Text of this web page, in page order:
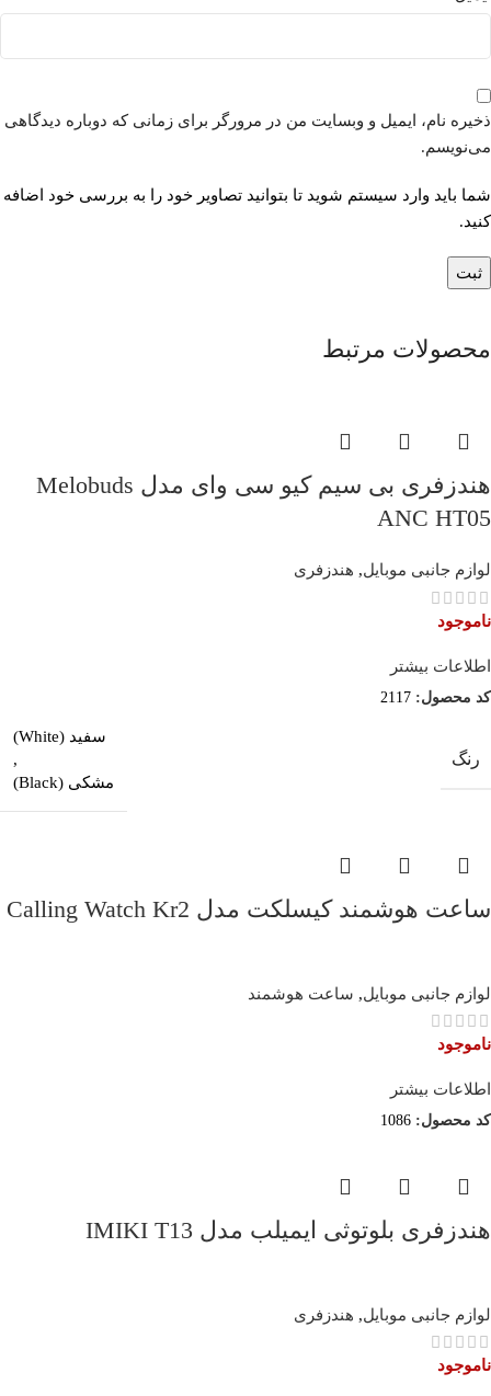
ذخیره نام، ایمیل و وبسایت من در مرورگر برای زمانی که دوباره دیدگاهی
می‌نویسم.
شما باید وارد سیستم شوید تا بتوانید تصاویر خود را به بررسی خود اضافه
کنید.
محصولات مرتبط
هندزفری بی سیم کیو سی وای مدل Melobuds
ANC HT05
لوازم جانبی موبایل, هندزفری
ناموجود
اطلاعات بیشتر
کد محصول: 2117
رنگ
سفید (White)
,
مشکی (Black)
ساعت هوشمند کیسلکت مدل Calling Watch Kr2
لوازم جانبی موبایل, ساعت هوشمند
ناموجود
اطلاعات بیشتر
کد محصول: 1086
هندزفری بلوتوثی ایمیلب مدل IMIKI T13
لوازم جانبی موبایل, هندزفری
ناموجود